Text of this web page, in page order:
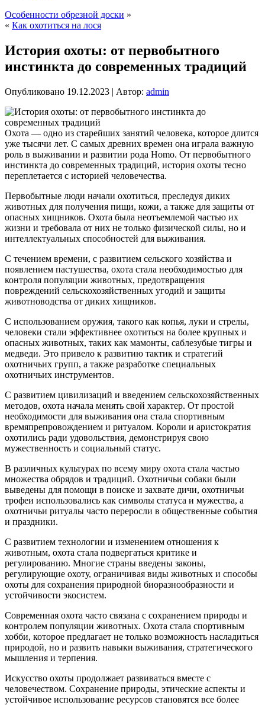
Особенности обрезной доски »
« Как охотиться на лося
История охоты: от первобытного
инстинкта до современных традиций
Опубликовано 19.12.2023 | Автор: admin
Охота — одно из старейших занятий человека, которое длится
уже тысячи лет. С самых древних времен она играла важную
роль в выживании и развитии рода Homo. От первобытного
инстинкта до современных традиций, история охоты тесно
переплетается с историей человечества.
Первобытные люди начали охотиться, преследуя диких
животных для получения пищи, кожи, а также для защиты от
опасных хищников. Охота была неотъемлемой частью их
жизни и требовала от них не только физической силы, но и
интеллектуальных способностей для выживания.
С течением времени, с развитием сельского хозяйства и
появлением пастушества, охота стала необходимостью для
контроля популяции животных, предотвращения
повреждений сельскохозяйственных угодий и защиты
животноводства от диких хищников.
С использованием оружия, такого как копья, луки и стрелы,
человеки стали эффективнее охотиться на более крупных и
опасных животных, таких как мамонты, саблезубые тигры и
медведи. Это привело к развитию тактик и стратегий
охотничьих групп, а также разработке специальных
охотничьих инструментов.
С развитием цивилизаций и введением сельскохозяйственных
методов, охота начала менять свой характер. От простой
необходимости для выживания она стала спортивным
времяпрепровождением и ритуалом. Короли и аристократия
охотились ради удовольствия, демонстрируя свою
мужественность и социальный статус.
В различных культурах по всему миру охота стала частью
множества обрядов и традиций. Охотничьи собаки были
выведены для помощи в поиске и захвате дичи, охотничьи
трофеи использовались как символы статуса и мужества, а
охотничьи ритуалы часто переросли в общественные события
и праздники.
С развитием технологии и изменением отношения к
животным, охота стала подвергаться критике и
регулированию. Многие страны введены законы,
регулирующие охоту, ограничивая виды животных и способы
охоты для сохранения природной биоразнообразности и
устойчивости экосистем.
Современная охота часто связана с сохранением природы и
контролем популяции животных. Охота стала спортивным
хобби, которое предлагает не только возможность насладиться
природой, но и развить навыки выживания, стратегического
мышления и терпения.
Искусство охоты продолжает развиваться вместе с
человечеством. Сохранение природы, этические аспекты и
устойчивое использование ресурсов становятся все более